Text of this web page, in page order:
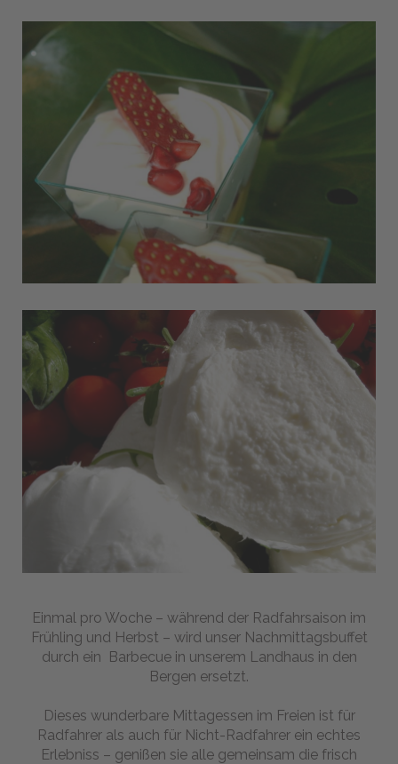
Herzen
Italiens
Preise
Angebote
Preisliste
Angebote
Stornierungsbedingungen
Transfer
-
Webcam
BUCHEN
Einmal pro Woche – während der Radfahrsaison im
Frühling und Herbst – wird unser Nachmittagsbuffet
durch ein Barbecue in unserem Landhaus in den
Bergen ersetzt.
Dieses wunderbare Mittagessen im Freien ist für
Radfahrer als auch für Nicht-Radfahrer ein echtes
Erlebniss – genißen sie alle gemeinsam die frisch